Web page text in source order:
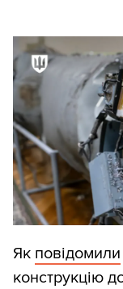
Як повідомили
конструкцію